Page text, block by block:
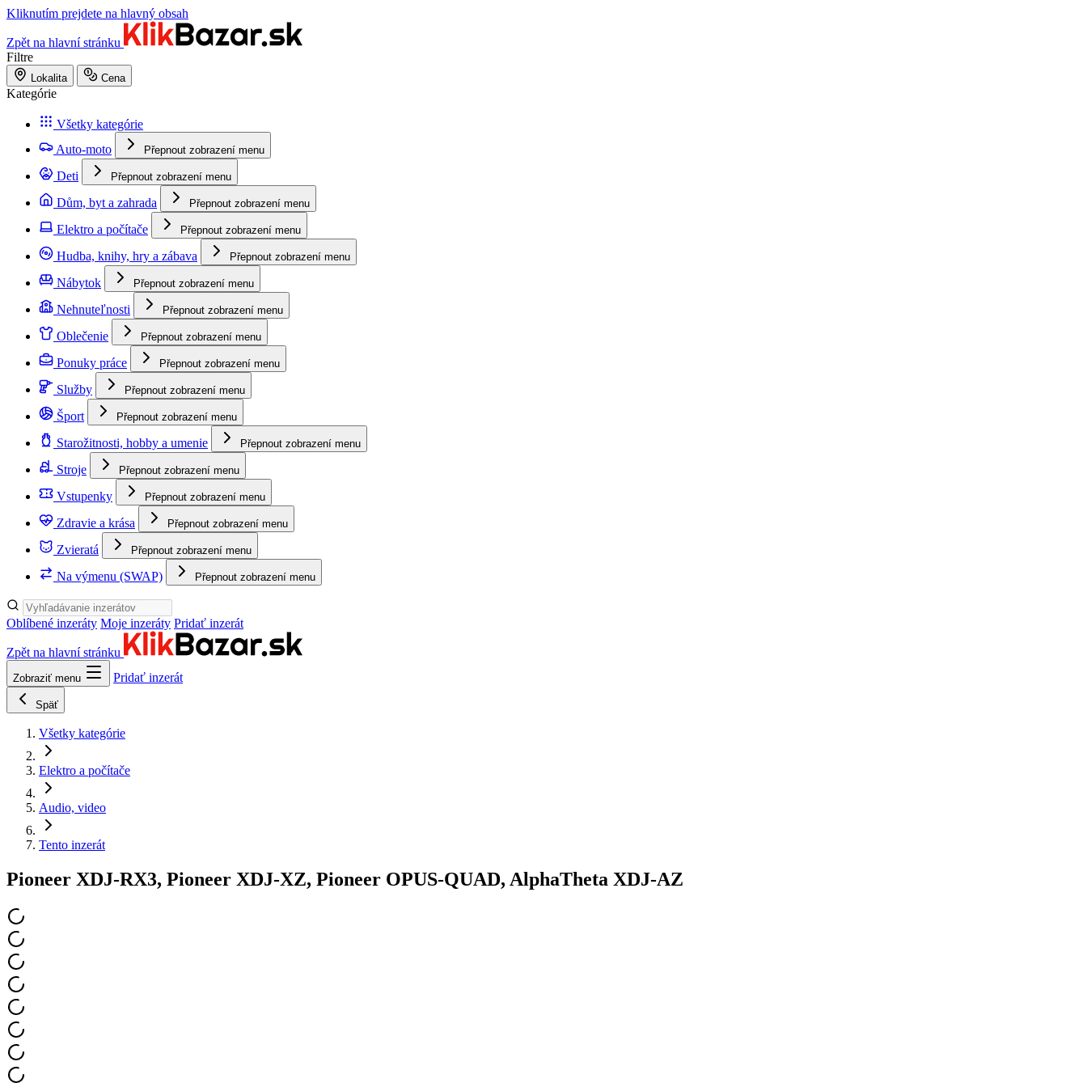
Kliknutím prejdete na hlavný obsah
Zpět na hlavní stránku
Filtre
Lokalita Cena
Kategórie
Všetky kategórie
Auto-moto
Přepnout zobrazení menu
Deti Přepnout zobrazení menu
Dům, byt a zahrada Přepnout zobrazení menu
Elektro a počítače Přepnout zobrazení menu
Hudba, knihy, hry a zábava Přepnout zobrazení menu
Nábytok Přepnout zobrazení menu
Nehnuteľnosti Přepnout zobrazení menu
Oblečenie Přepnout zobrazení menu
Ponuky práce Přepnout zobrazení menu
Služby Přepnout zobrazení menu
Šport Přepnout zobrazení menu
Starožitnosti, hobby a umenie Přepnout zobrazení menu
Stroje Přepnout zobrazení menu
Vstupenky Přepnout zobrazení menu
Zdravie a krása Přepnout zobrazení menu
Zvieratá Přepnout zobrazení menu
Na výmenu (SWAP) Přepnout zobrazení menu
Oblíbené inzeráty Moje inzeráty Pridať inzerát
Zpět na hlavní stránku
Zobraziť menu Pridať inzerát
Späť
Všetky kategórie
Elektro a počítače
Audio, video
Tento inzerát
Pioneer XDJ-RX3, Pioneer XDJ-XZ, Pioneer OPUS-QUAD, AlphaTheta XDJ-AZ